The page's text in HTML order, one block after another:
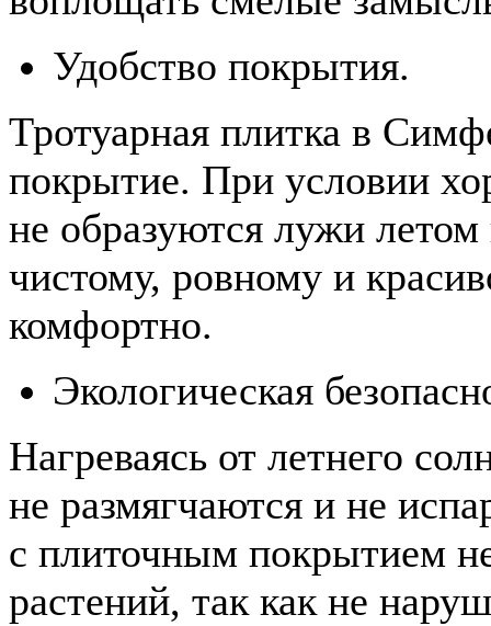
Удобство покрытия.
Тротуарная плитка в
покрытие. При условии
не образуются лужи
чистому, ровному и
комфортно.
Экологическая
Нагреваясь от летнего
не размягчаются и не
с плиточным покрытием
растений, так как не